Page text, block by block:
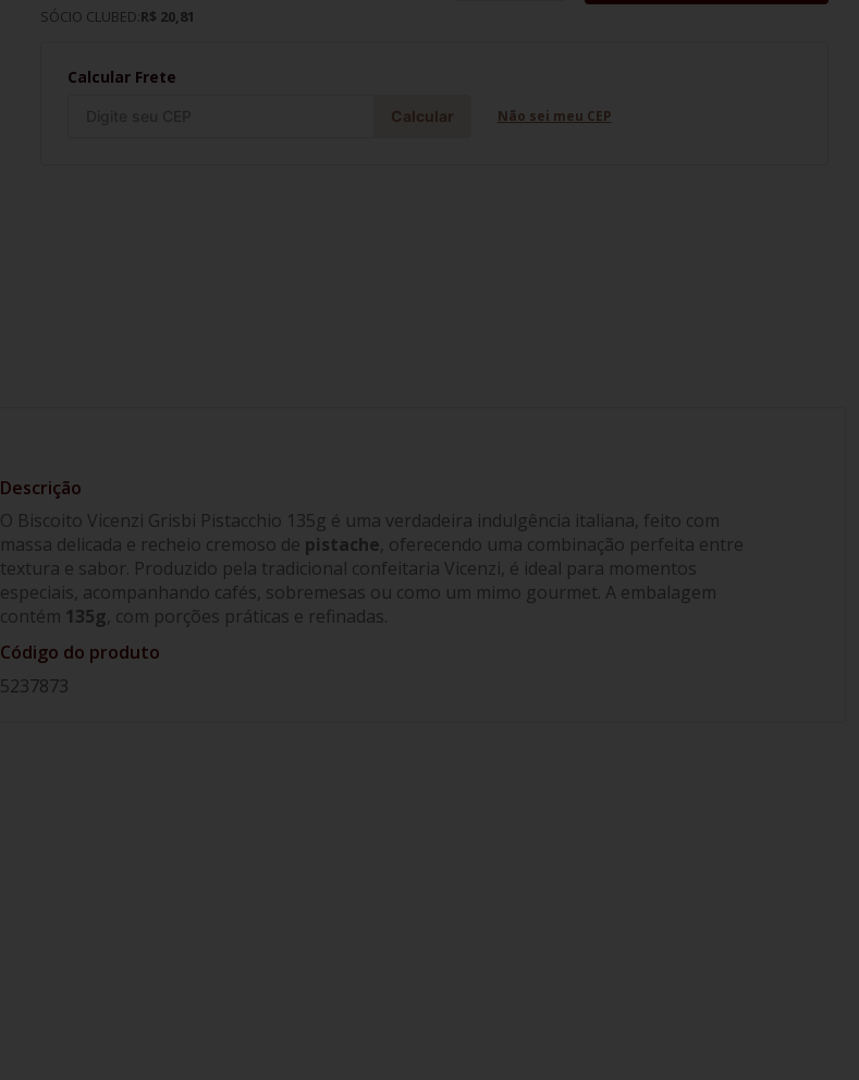
SÓCIO CLUBED:R$ 20,81
Calcular Frete
Calcular Não sei meu CEP
O Biscoito Vicenzi Grisbi Pistacchio 135g é uma verdadeira indulgência italiana, feito com
massa delicada e recheio cremoso de pistache, oferecendo uma combinação perfeita entre
textura e sabor. Produzido pela tradicional confeitaria Vicenzi, é ideal para momentos
especiais, acompanhando cafés, sobremesas ou como um mimo gourmet. A embalagem
contém 135g, com porções práticas e refinadas.
Código do produto
5237873